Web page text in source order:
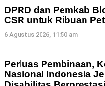
DPRD dan Pemkab
CSR untuk Ribuan
6 Agustus 2026, 11:50 am
Perluas Pembinaan,
Nasional Indonesia